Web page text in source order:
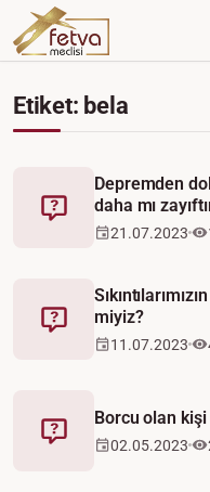
Etiket: bela
Fetva
Depremden
daha mı
21.07.2023
Fetva
miyiz?
11.07.2023
Fetva
Borcu olan
02.05.2023